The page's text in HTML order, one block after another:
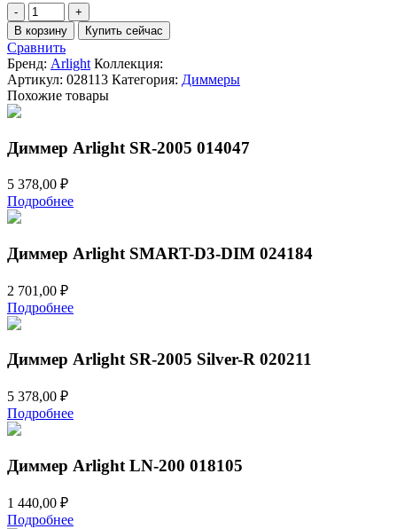
Количество
товара
Панель
Arlight
Smart-
P35-
Dim-
(230V,
10V,
Sens,
В корзину Купить сейчас
Сравнить
Бренд: Arlight Коллекция:
Артикул: 028113 Категория: Диммеры
Похожие товары
Диммер Arlight SR-2005 014047
5 378,00 ₽
Подробнее
Диммер Arlight SMART-D3-DIM 024184
2 701,00 ₽
Подробнее
Диммер Arlight SR-2005 Silver-R 020211
5 378,00 ₽
Подробнее
Диммер Arlight LN-200 018105
1 440,00 ₽
Подробнее